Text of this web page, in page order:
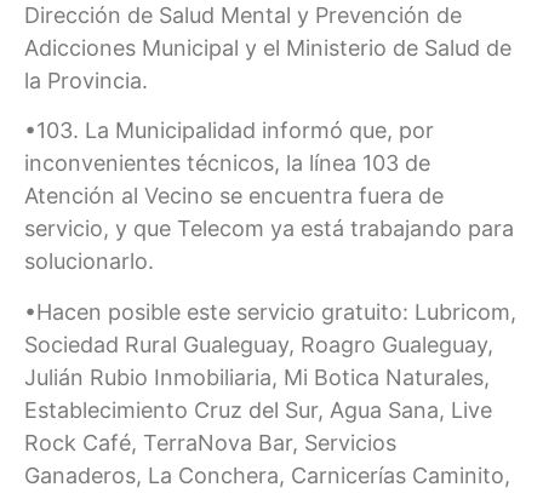
Dirección de Salud Mental y Prevención de
Adicciones Municipal y el Ministerio de Salud de
la Provincia.
•103. La Municipalidad informó que, por
inconvenientes técnicos, la línea 103 de
Atención al Vecino se encuentra fuera de
servicio, y que Telecom ya está trabajando para
solucionarlo.
•Hacen posible este servicio gratuito: Lubricom,
Sociedad Rural Gualeguay, Roagro Gualeguay,
Julián Rubio Inmobiliaria, Mi Botica Naturales,
Establecimiento Cruz del Sur, Agua Sana, Live
Rock Café, TerraNova Bar, Servicios
Ganaderos, La Conchera, Carnicerías Caminito,